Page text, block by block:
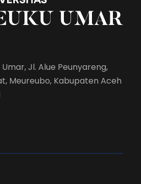
Jl. Alue Peunyareng,
Meureubo, Kabupaten Aceh